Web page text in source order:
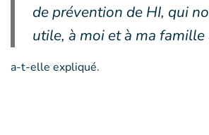
de prévention de HI, qui
utile, à moi et à ma famille
a-t-elle expliqué.